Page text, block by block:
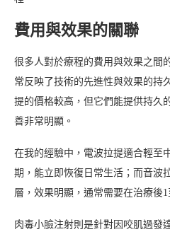
費用與效果的關聯
很多人對於療程的費用與效果之間
常反映了技術的先進性與效果的持
提的價格較高，但它們能提供持久
善非常明顯。
在我的經驗中，電波拉提適合輕至
期，能立即恢復日常生活；而音波
層，效果明顯，通常需要在治療後
肉毒小臉注射則是針對因咬肌過發